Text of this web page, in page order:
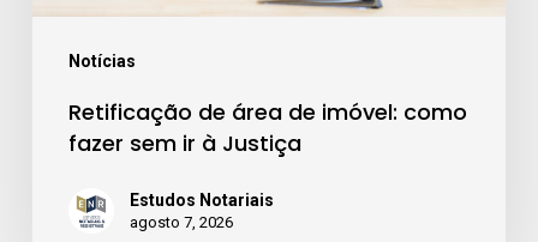
Notícias
ir
JustiçaRetificação de área de imóvel: como
fazer sem ir à Justiça
Estudos Notariais
agosto 7, 2026